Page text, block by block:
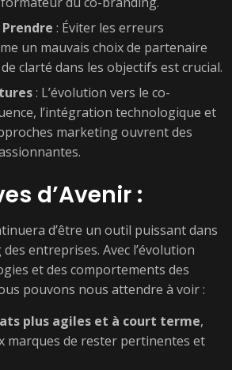
: Éviter les erreurs
un mauvais choix de partenaire
clarté dans les objectifs est crucial.
: L’évolution vers le co-
l’intégration technologique et
marketing ouvrent des
d’Avenir :
d’être un outil puissant dans
entreprises. Avec l’évolution
et des comportements des
pouvons nous attendre à voir :
plus agiles et à court terme,
marques de rester pertinentes et